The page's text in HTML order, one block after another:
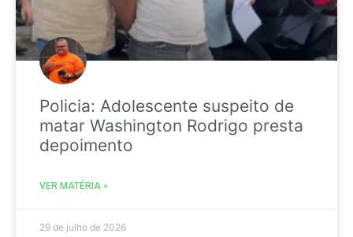
Policia: Adolescente suspeito de
matar Washington Rodrigo presta
depoimento
VER MATÉRIA »
29 de julho de 2026